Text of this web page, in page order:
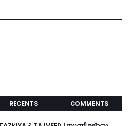
RECENTS COMMENTS